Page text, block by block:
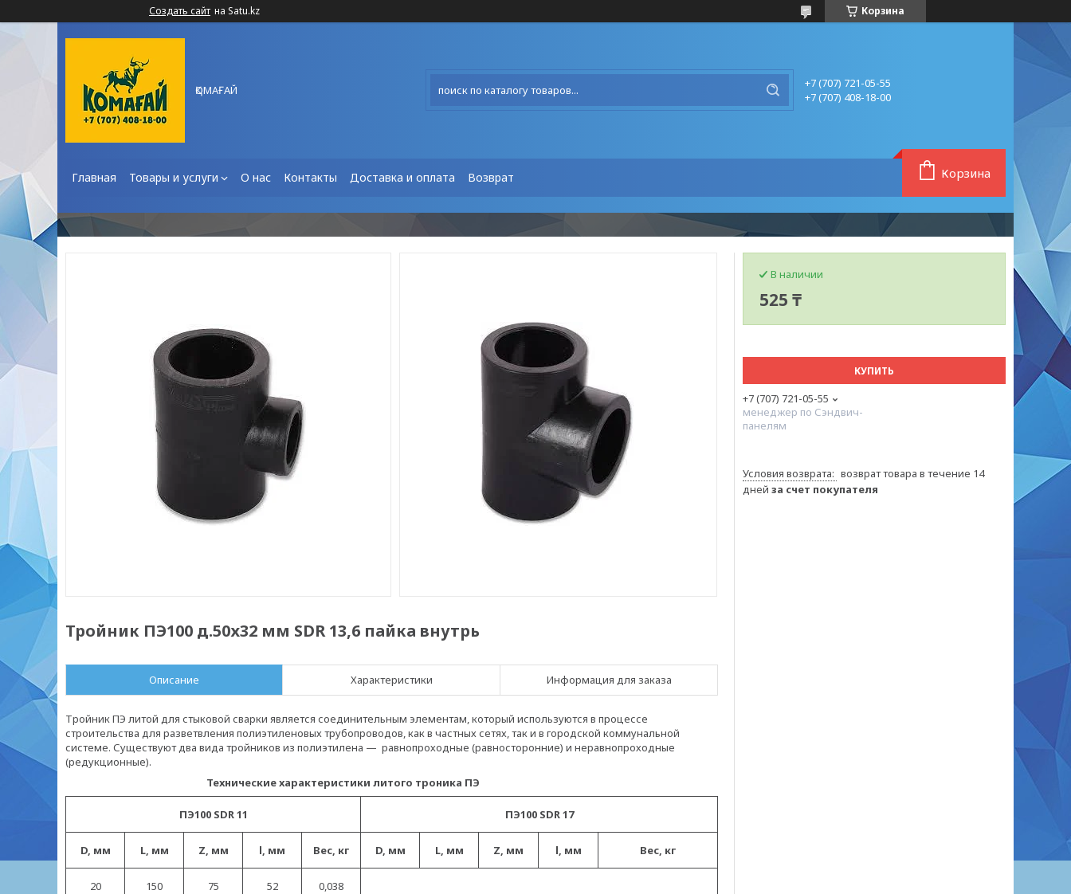
Создать сайт на Satu.kz Корзина
ҚОМАҒАЙ
+7 (707) 721-05-55
+7 (707) 408-18-00
Главная Товары и услуги О нас Контакты Доставка и оплата Возврат Корзина
Тройник ПЭ100 д.50х32 мм SDR 13,6 пайка внутрь
Описание Характеристики Информация для заказа
Тройник ПЭ литой для стыковой сварки является соединительным элементам, который используются в процессе
строительства для разветвления полиэтиленовых трубопроводов, как в частных сетях, так и в городской коммунальной
системе. Существуют два вида тройников из полиэтилена — равнопроходные (равносторонние) и неравнопроходные
(редукционные).
Технические характеристики литого троника ПЭ
ПЭ100 SDR 11 ПЭ100 SDR 17
D, мм L, мм Z, мм l, мм Вес, кг D, мм L, мм Z, мм l, мм Вес, кг
20 150 75 52 0,038
В наличии
525 ₸
КУПИТЬ
+7 (707) 721-05-55
менеджер по Сэндвич-
панелям
возврат товара в течение 14
дней за счет покупателя